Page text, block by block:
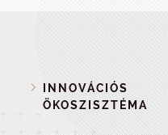
INNOVÁCIÓS
ÖKOSZISZTÉMA